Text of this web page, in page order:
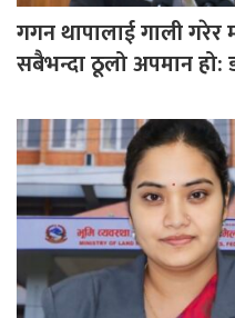
गगन थापालाई गाली गरेर
सबैभन्दा ठूलो अपमान हो: